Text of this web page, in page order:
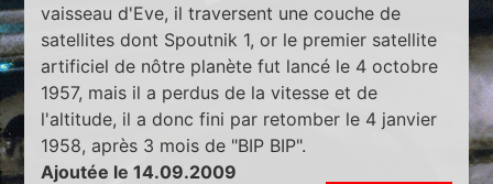
vaisseau d'Eve, il traversent une couche de
satellites dont Spoutnik 1, or le premier satellite
artificiel de nôtre planète fut lancé le 4 octobre
1957, mais il a perdus de la vitesse et de
l'altitude, il a donc fini par retomber le 4 janvier
1958, après 3 mois de "BIP BIP".
Ajoutée le 14.09.2009